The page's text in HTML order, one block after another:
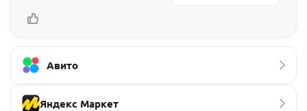
Авито
Яндекс Маркет